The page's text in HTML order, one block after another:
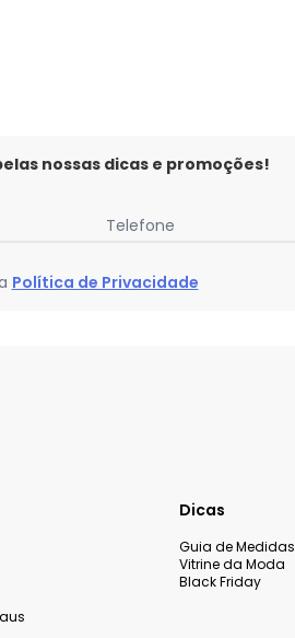
nossas dicas e promoções!
Telefone
Política de Privacidade
Dicas
Guia de Medidas
Vitrine da Moda
Black Friday